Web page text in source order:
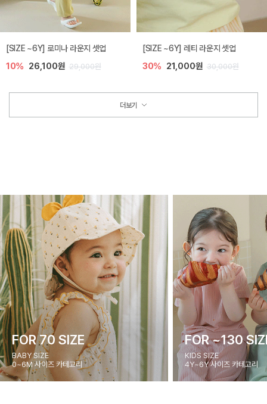
[SIZE ~6Y] 로미나 라운지 셋업
10% 26,100원 29,000원
[SIZE ~6Y] 레티 라운지 셋업
30% 21,000원 30,000원
더보기
FOR 70 SIZE
BABY SIZE
0~6M 사이즈 카테고리
FOR ~130
KIDS SIZE
4Y~6Y 사이즈 카테고리